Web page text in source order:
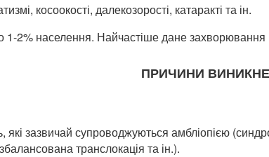
косоокості, далекозорості, катаракті та ін.
1-2% населення. Найчастіше дане захворювання
ПРИЧИНИ
зазвичай супроводжуються амбліопією
транслокація та ін.).